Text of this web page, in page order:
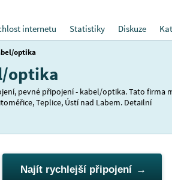
internetu
Statistiky Diskuze
optika
optika
pevné připojení - kabel/optika. Tato firma
Teplice, Ústí nad Labem. Detailní
Najít rychlejší připojení